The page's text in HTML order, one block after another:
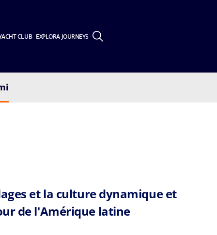
CLUB EXPLORA JOURNEYS
et la culture dynamique et
de l'Amérique latine